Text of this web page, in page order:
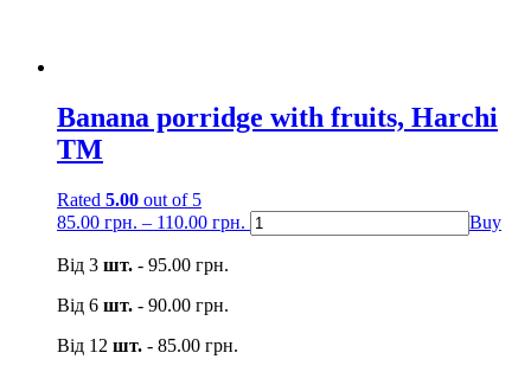
Banana porridge with fruits, Harchi
TM
Rated 5.00 out of 5
85.00 грн. – 110.00 грн. Buy
Від 3 шт. - 95.00 грн.
Від 6 шт. - 90.00 грн.
Від 12 шт. - 85.00 грн.